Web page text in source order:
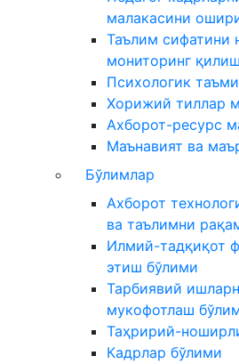
малакасини
Таълим сифатини
мониторинг
Психологик
Хорижий тиллар
Ахборот-ресурс
Маънавият ва
Бўлимлар
Ахборот
ва таълимни
Илмий-тадқиқот
этиш бўлими
Тарбиявий
мукофотлаш
Таҳририй-
Кадрлар бўлими